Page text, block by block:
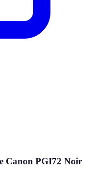
Canon PGI72 Noir